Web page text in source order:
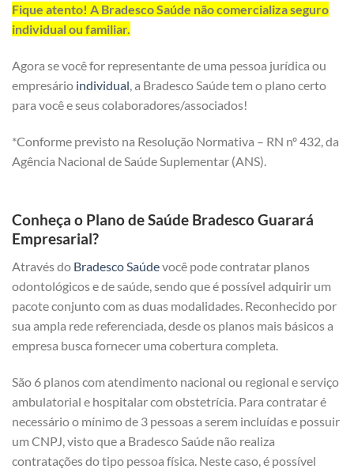
Fique atento! A Bradesco Saúde não comercializa seguro
individual ou familiar.
Agora se você for representante de uma pessoa jurídica ou
empresário individual , a Bradesco Saúde tem o plano certo
para você e seus colaboradores/associados!
*Conforme previsto na Resolução Normativa – RN nº 432, da
Agência Nacional de Saúde Suplementar (ANS).
Conheça o Plano de Saúde Bradesco Guarará
Empresarial?
Através do Bradesco Saúdevocê pode contratar planos
odontológicos e de saúde, sendo que é possível adquirir um
pacote conjunto com as duas modalidades. Reconhecido por
sua ampla rede referenciada, desde os planos mais básicos a
empresa busca fornecer uma cobertura completa.
São 6 planos com atendimento nacional ou regional e serviço
ambulatorial e hospitalar com obstetrícia. Para contratar é
necessário o mínimo de 3 pessoas a serem incluídas e possuir
um CNPJ, visto que a Bradesco Saúde não realiza
contratações do tipo pessoa física. Neste caso, é possível